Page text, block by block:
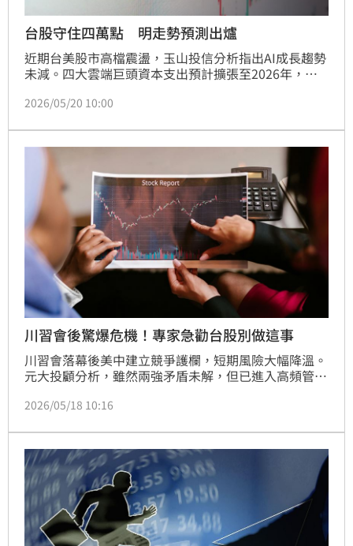
台股守住四萬點 明走勢預測出爐
近期台美股市高檔震盪，玉山投信分析指出AI成長趨勢
未減。四大雲端巨頭資本支出預計擴張至2026年，象
同，現今AI龍頭具備強勁自由現金流與實質盈餘。雖然
長優於大盤，具備中長期競爭優勢。建議投資人可逢低
分批布局半導體測試、光通訊及設備等關鍵產業，積極
掌握AI驗證行情帶來的投資契機。
2026/05/20 10:00
川習會後驚爆危機！專家急勸台股別做這事
川習會落幕後美中建立競爭護欄，短期風險大幅降溫。
元大投顧分析，雖然兩強矛盾未解，但已進入高頻管理
基本面依舊強勁，然而「漲太多」成為當前致命傷，需
未創新高，追價意願消退且震盪劇烈。專家建議投資人
應保持冷靜、綁緊安全帶，避免在劇烈波動中盲目追高
殺低。
2026/05/18 10:16